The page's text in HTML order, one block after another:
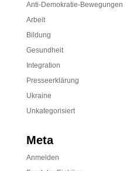
Anti-Demokratie-Bewegungen
Arbeit
Bildung
Gesundheit
Integration
Presseerklärung
Ukraine
Unkategorisiert
Meta
Anmelden